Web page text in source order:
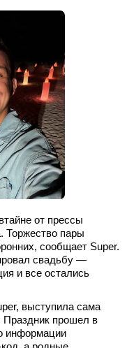
от прессы
Торжество пары
сообщает Super.
свадьбу —
и все остались
выступила сама
Праздник прошел в
информации